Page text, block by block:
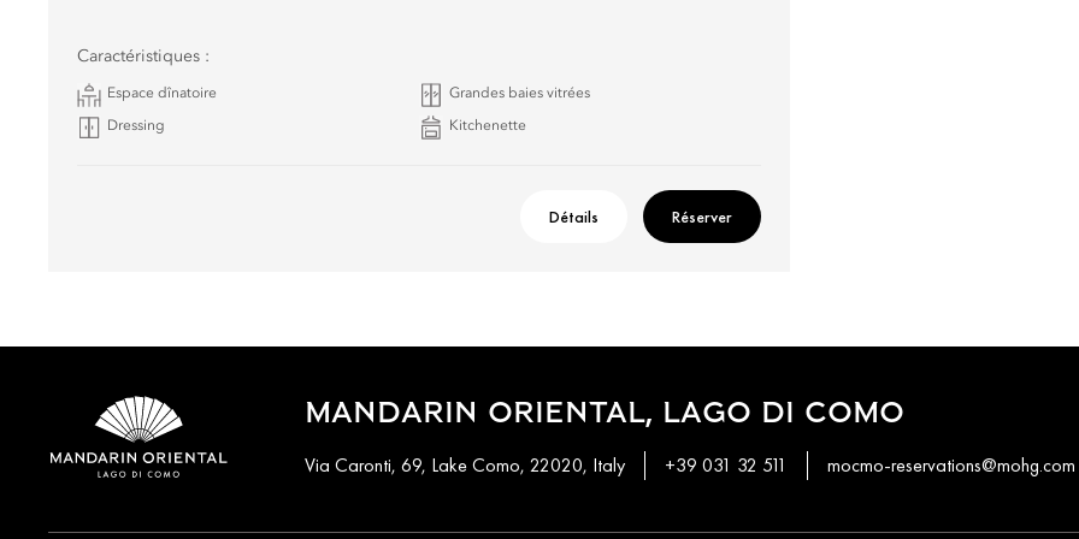
Caractéristiques :
Espace dînatoire Grandes baies vitrées
Dressing Kitchenette
Détails Réserver
MANDARIN ORIENTAL, LAGO DI COMO
Via Caronti, 69, Lake Como, 22020, Italy +39 031 32 511 mocmo-reservations@mohg.com